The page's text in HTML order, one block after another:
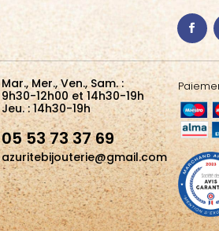
Mar., Mer., Ven., Sam. :
9h30-12h00 et 14h30-19h
Jeu. : 14h30-19h
05 53 73 37 69
azuritebijouterie@gmail.com